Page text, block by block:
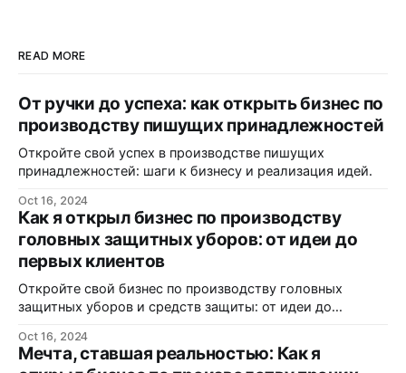
READ MORE
От ручки до успеха: как открыть бизнес по
производству пишущих принадлежностей
Откройте свой успех в производстве пишущих
принадлежностей: шаги к бизнесу и реализация идей.
Oct 16, 2024
Как я открыл бизнес по производству
головных защитных уборов: от идеи до
первых клиентов
Откройте свой бизнес по производству головных
защитных уборов и средств защиты: от идеи до
Oct 16, 2024
Мечта, ставшая реальностью: Как я